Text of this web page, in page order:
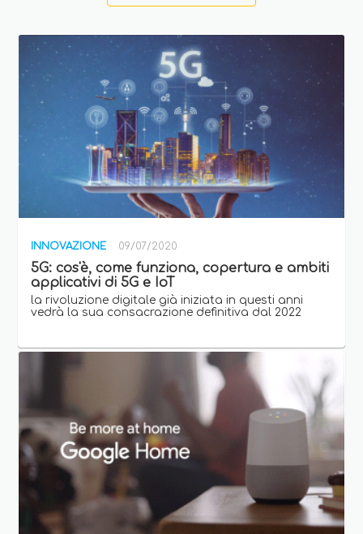
INNOVAZIONE 09/07/2020
5G: cos'è, come funziona, copertura e ambiti
applicativi di 5G e IoT
la rivoluzione digitale già iniziata in questi anni
vedrà la sua consacrazione definitiva dal 2022